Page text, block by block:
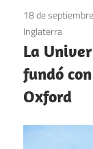
historia
18 de
Inglaterra
La
fundó
Oxford